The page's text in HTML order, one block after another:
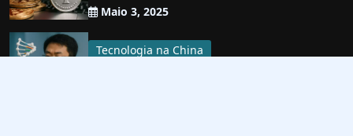
Maio 3, 2025
Tecnologia na China